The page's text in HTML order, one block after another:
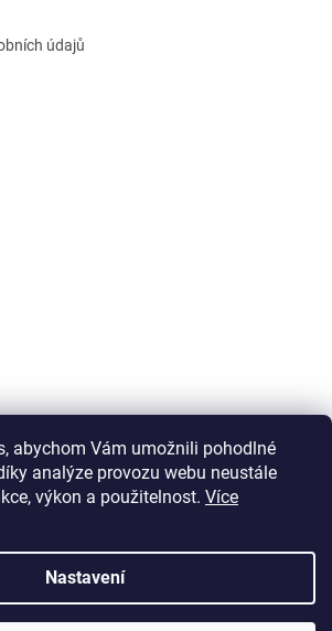
abychom Vám umožnili pohodlné
analýze provozu webu neustále
výkon a použitelnost. Více
Nastavení
údajů